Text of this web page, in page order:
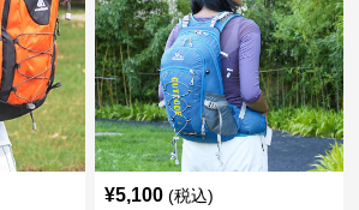
¥5,100 (税込)